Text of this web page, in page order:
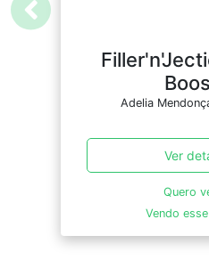
Adelia
Ver
Quero
Vendo